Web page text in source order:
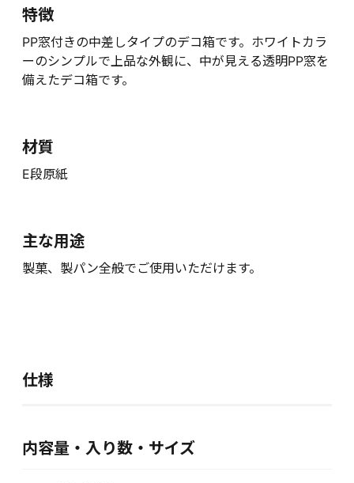
特徴
PP窓付きの中差しタイプのデコ箱です。ホワイトカラ
ーのシンプルで上品な外観に、中が見える透明PP窓を
備えたデコ箱です。
材質
E段原紙
主な用途
製菓、製パン全般でご使用いただけます。
仕様
内容量・入り数・サイズ